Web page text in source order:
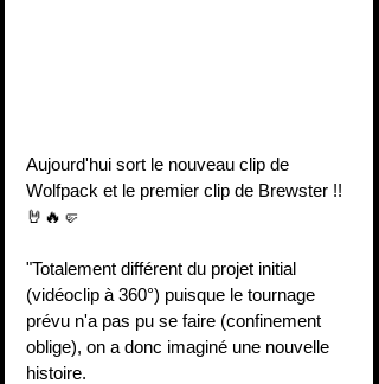
Aujourd'hui sort le nouveau clip de
Wolfpack et le premier clip de Brewster !!
🤘🔥🤛
"Totalement différent du projet initial
(vidéoclip à 360°) puisque le tournage
prévu n'a pas pu se faire (confinement
oblige), on a donc imaginé une nouvelle
histoire.